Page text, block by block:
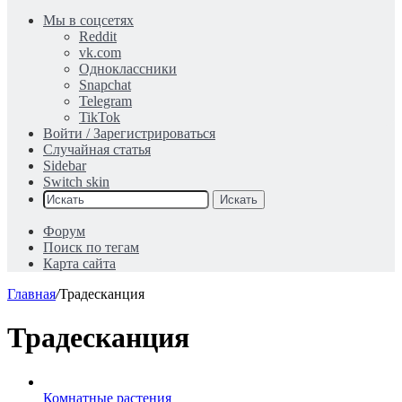
Мы в соцсетях
Reddit
vk.com
Одноклассники
Snapchat
Telegram
TikTok
Войти / Зарегистрироваться
Случайная статья
Sidebar
Switch skin
Искать
Форум
Поиск по тегам
Карта сайта
Главная/Традесканция
Традесканция
Комнатные растения